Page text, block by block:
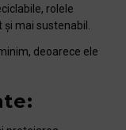
rolele
mai sustenabil.
deoarece ele